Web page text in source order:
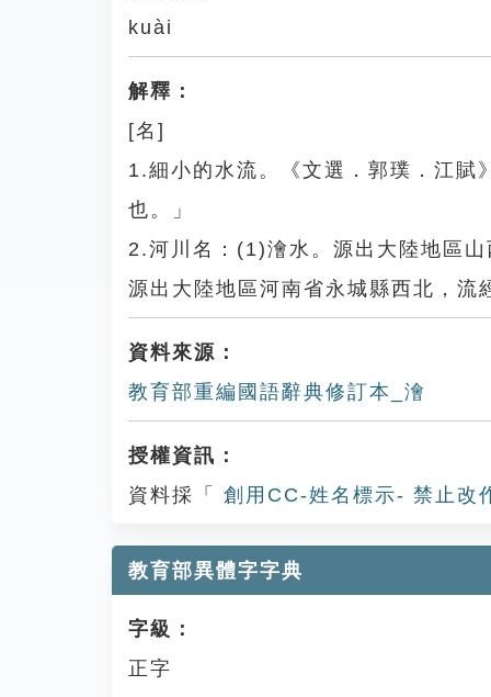
kuài
解釋：
[名]
1.細小的水流。《文選．郭璞．江賦
也。」
2.河川名：(1)澮水。源出大陸地區
源出大陸地區河南省永城縣西北，流
資料來源：
教育部重編國語辭典修訂本_澮
授權資訊：
資料採「
創用CC-姓名標示- 禁止改
教育部異體字字典
字級：
正字